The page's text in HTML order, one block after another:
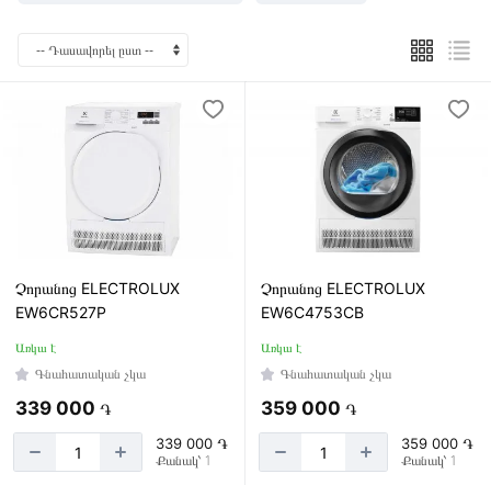
Չորանոց ELECTROLUX
EW6CR527P
Առկա է
Գնահատական չկա
339 000 ֏
339 000 ֏
Քանակ՝ 1
Չորանոց ELECTROLUX
EW6C4753CB
Առկա է
Գնահատական չկա
359 000 ֏
359 000 ֏
Քանակ՝ 1